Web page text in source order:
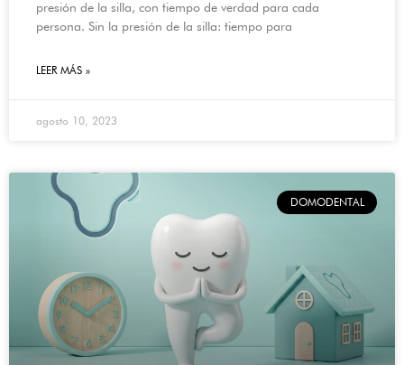
presión de la silla, con tiempo de verdad para cada
persona. Sin la presión de la silla: tiempo para
LEER MÁS »
agosto 10, 2023
DOMODENTAL